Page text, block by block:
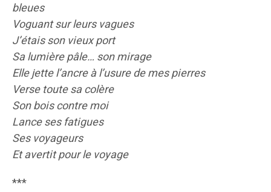
bleues
Voguant sur leurs vagues
J’étais son vieux port
Sa lumière pâle… son mirage
Elle jette l’ancre à l’usure de mes pierres
Verse toute sa colère
Son bois contre moi
Lance ses fatigues
Ses voyageurs
Et avertit pour le voyage
***